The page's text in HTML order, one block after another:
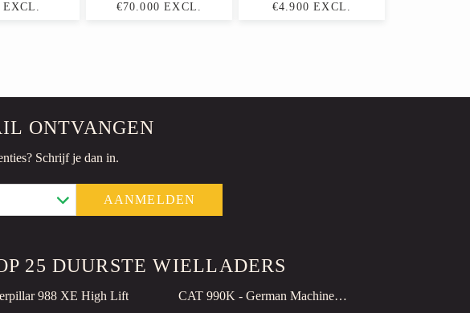
EXCL. €70.000 EXCL. €4.900 EXCL.
ONTVANGEN
Schrijf je dan in.
AANMELDEN
25 DUURSTE WIELLADERS
988 XE High Lift
CAT 990K - German Machine / TOP Condition!